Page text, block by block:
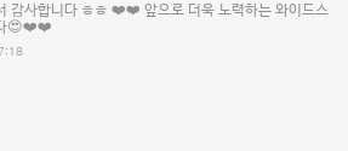
감사합니다 ㅎㅎ ❤️❤️ 앞으로 더욱 노력하는 와이드스
다😍❤️❤️